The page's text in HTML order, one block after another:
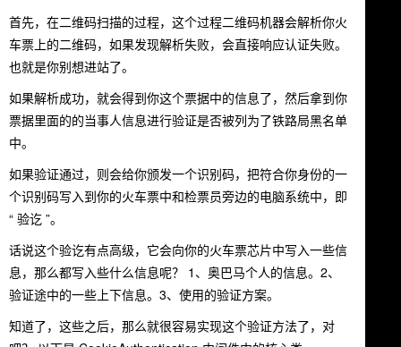
首先，在二维码扫描的过程，这个过程二维码机器会解析你火
车票上的二维码，如果发现解析失败，会直接响应认证失败。
也就是你别想进站了。
如果解析成功，就会得到你这个票据中的信息了，然后拿到你
票据里面的的当事人信息进行验证是否被列为了铁路局黑名单
中。
如果验证通过，则会给你颁发一个识别码，把符合你身份的一
个识别码写入到你的火车票中和检票员旁边的电脑系统中，即
“ 验讫 ”。
话说这个验讫有点高级，它会向你的火车票芯片中写入一些信
息，那么都写入些什么信息呢？ 1、奥巴马个人的信息。2、
验证途中的一些上下信息。3、使用的验证方案。
知道了，这些之后，那么就很容易实现这个验证方法了，对